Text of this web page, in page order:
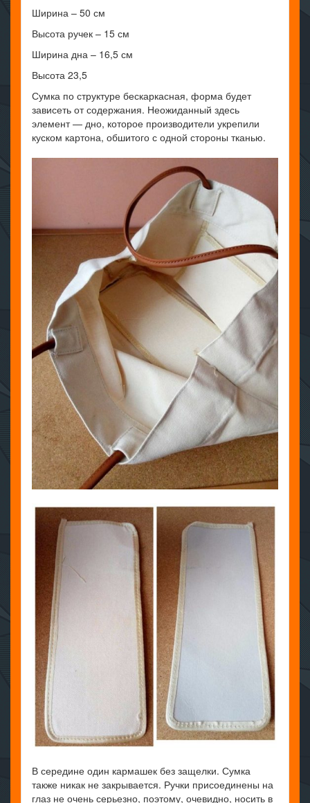
Ширина – 50 см
Высота ручек – 15 см
Ширина дна – 16,5 см
Высота 23,5
Сумка по структуре бескаркасная, форма будет
зависеть от содержания. Неожиданный здесь
элемент — дно, которое производители укрепили
куском картона, обшитого с одной стороны тканью.
В середине один кармашек без защелки. Сумка
также никак не закрывается. Ручки присоединены на
глаз не очень серьезно, поэтому, очевидно, носить в